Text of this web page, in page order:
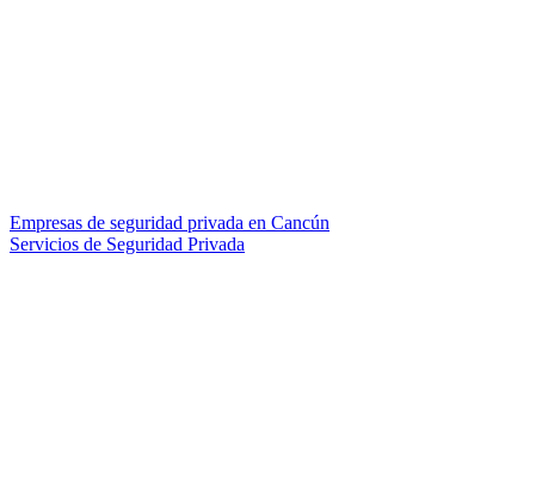
Empresas de seguridad privada en Cancún
Servicios de Seguridad Privada